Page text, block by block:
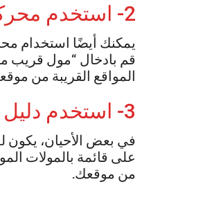
2- استخدم محركات البحث
المواقع القريبة من
3- استخدم دليل المدينة
في بعض الأحيان، يكون
على قائمة بالمولات
من موقعك.